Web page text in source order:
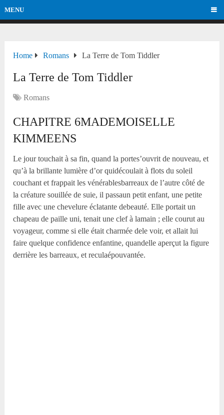
MENU
Home Romans La Terre de Tom Tiddler
La Terre de Tom Tiddler
Romans
CHAPITRE 6MADEMOISELLE
KIMMEENS
Le jour touchait à sa fin, quand la portes’ouvrit de nouveau, et
qu’à la brillante lumière d’or quidécoulait à flots du soleil
couchant et frappait les vénérablesbarreaux de l’autre côté de
la créature souillée de suie, il passaun petit enfant, une petite
fille avec une chevelure éclatante debeauté. Elle portait un
chapeau de paille uni, tenait une clef à lamain ; elle courut au
voyageur, comme si elle était charmée dele voir, et allait lui
faire quelque confidence enfantine, quandelle aperçut la figure
derrière les barreaux, et reculaépouvantée.